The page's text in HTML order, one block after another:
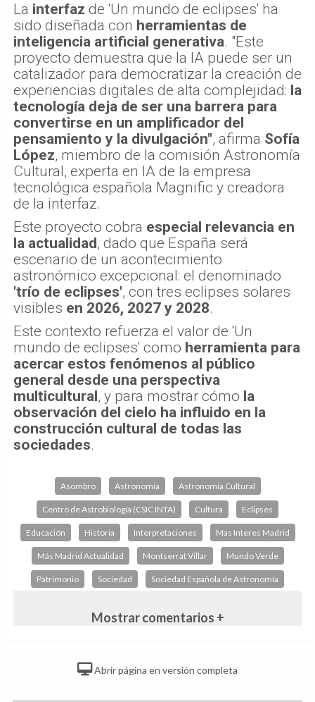
La interfaz de 'Un mundo de eclipses' ha
sido diseñada con herramientas de
inteligencia artificial generativa. "Este
proyecto demuestra que la IA puede ser un
catalizador para democratizar la creación de
experiencias digitales de alta complejidad: la
tecnología deja de ser una barrera para
convertirse en un amplificador del
pensamiento y la divulgación", afirma Sofía
López, miembro de la comisión Astronomía
Cultural, experta en IA de la empresa
tecnológica española Magnific y creadora
de la interfaz.
Este proyecto cobra especial relevancia en
la actualidad, dado que España será
escenario de un acontecimiento
astronómico excepcional: el denominado
'trío de eclipses', con tres eclipses solares
visibles en 2026, 2027 y 2028.
Este contexto refuerza el valor de 'Un
mundo de eclipses' como herramienta para
acercar estos fenómenos al público
general desde una perspectiva
multicultural, y para mostrar cómo la
observación del cielo ha influido en la
construcción cultural de todas las
sociedades.
Asombro Astronomía Astronomía Cultural
Centro de Astrobiología (CSIC INTA) Cultura Eclipses
Educación Historia Interpretaciones Mas Interes Madrid
Más Madrid Actualidad Montserrat Villar Mundo Verde
Patrimonio Sociedad Sociedad Española de Astronomía
Mostrar comentarios +
Abrir página en versión completa